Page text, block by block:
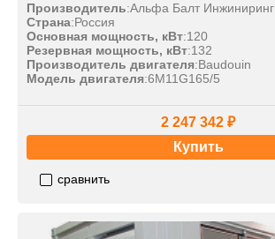
Производитель:Альфа Балт Инжиниринг
Страна:Россия
Основная мощность, кВт:120
Резервная мощность, кВт:132
Производитель двигателя:Baudouin
Модель двигателя:6M11G165/5
2 247 342 ₽
Купить
сравнить